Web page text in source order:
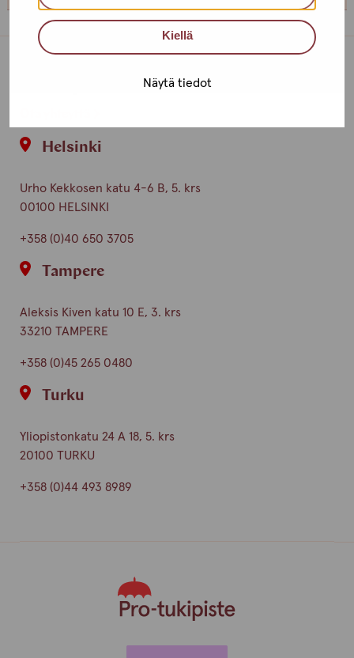
Kiellä
Näytä tiedot
Helsinki
Urho Kekkosen katu 4-6 B, 5. krs
00100 HELSINKI
+358 (0)40 650 3705
Tampere
Aleksis Kiven katu 10 E, 3. krs
33210 TAMPERE
+358 (0)45 265 0480
Turku
Yliopistonkatu 24 A 18, 5. krs
20100 TURKU
+358 (0)44 493 8989